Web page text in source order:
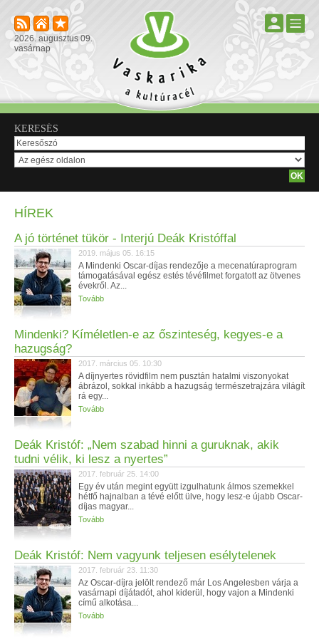
2026. augusztus 09.
vasárnap
KERESÉS
HÍREK
A jó történet tükör - Interjú Deák Kristóffal
2019. május 05. 16:15
A Mindenki Oscar-díjas rendezője a mecenatúraprogram
támogatásával egész estés tévéfilmet forgatott az ötvenes
évekről. Az...
Tovább
Mindenki? Kíméletlen-e az őszinteség, kegyes-e a
hazugság?
2017. március 05. 10:30
A díjnyertes rövidfilm nem pusztán hatalmi viszonyokat
ábrázol, sokkal inkább a hazugság természetrajzára világít
rá egy...
Tovább
Deák Kristóf: „Nem szabad hinni a guruknak, akik
tudni vélik, ki lesz a nyertes”
2017. február 25. 14:00
Egy év után megint együtt izgulhatunk álmos szemekkel
hétfő hajnalban a tévé előtt ülve, hogy lesz-e újabb Oscar-
díjas magyar...
Tovább
Deák Kristóf: Nem vagyunk teljesen esélytelenek
2017. február 23. 11:30
Az Oscar-díjra jelölt rendező már Los Angelesben várja a
vasárnapi díjátadót, ahol kiderül, hogy vajon a Mindenki
című alkotása...
Tovább